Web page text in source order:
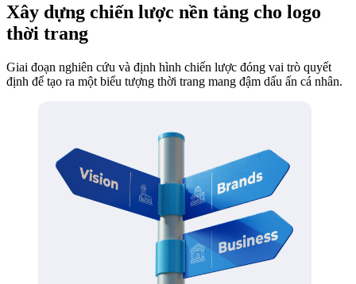
Xây dựng chiến lược nền tảng cho logo
thời trang
Giai đoạn nghiên cứu và định hình chiến lược đóng vai trò quyết
định để tạo ra một biểu tượng thời trang mang đậm dấu ấn cá nhân.